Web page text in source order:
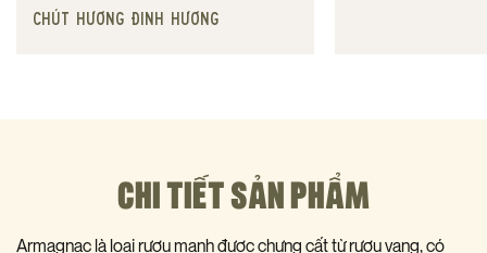
chút hương đinh hương
CHI TIẾT SẢN PHẨM
Armagnac là loại rượu mạnh được chưng cất từ rượu vang, có